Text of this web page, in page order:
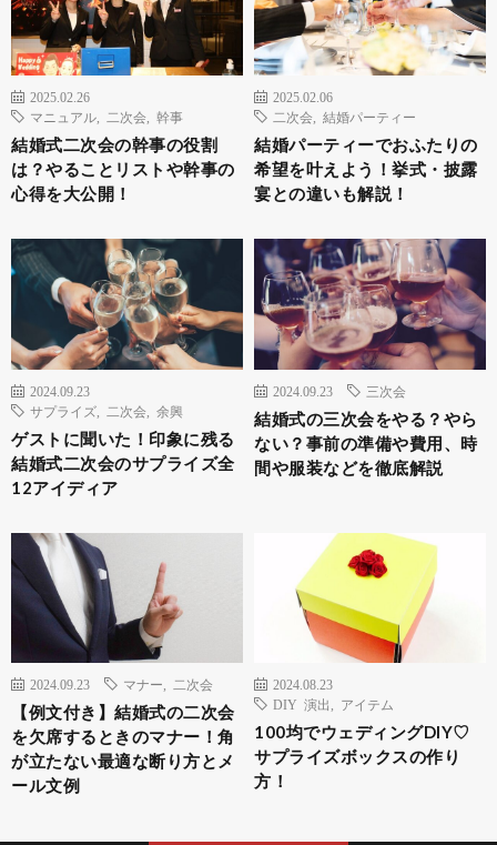
2025.02.26
マニュアル
二次会 幹事
結婚式二次会の幹事の役割
は？やることリストや幹事の
心得を大公開！
2025.02.06
二次会
結婚パーティー
結婚パーティーでおふたりの
希望を叶えよう！挙式・披露
宴との違いも解説！
2024.09.23
サプライズ
二次会 余興
ゲストに聞いた！印象に残る
結婚式二次会のサプライズ全
12アイディア
2024.09.23 三次会
結婚式の三次会をやる？やら
ない？事前の準備や費用、時
間や服装などを徹底解説
2024.09.23 マナー 二次会
【例文付き】結婚式の二次会
を欠席するときのマナー！角
が立たない最適な断り方とメ
ール文例
2024.08.23
DIY 演出
アイテム
100均でウェディングDIY♡
サプライズボックスの作り
方！